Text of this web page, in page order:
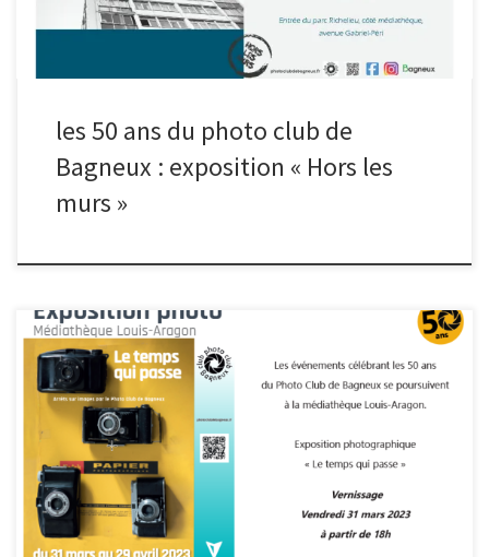
les 50 ans du photo club de
Bagneux : exposition « Hors les
murs »
Les événements célébrant les 50 ans du Photo Club de Bagneux
se poursuivent à la médiathèque Louis-Aragon, sur le thème du
temps qui passe.